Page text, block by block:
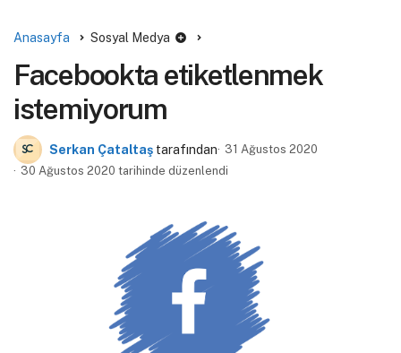
Anasayfa Sosyal Medya
Facebookta etiketlenmek
istemiyorum
Serkan Çataltaş tarafından
31 Ağustos 2020
30 Ağustos 2020 tarihinde düzenlendi